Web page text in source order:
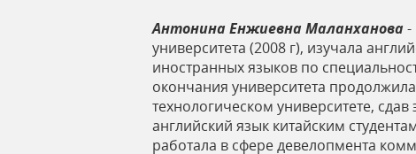
ы
з
д
Антонина ЕнжиевнаМаланханова-
университета (2008 г), изучала
иностранных языков по
окончания университета
технологическом университете,
английский язык китайским
работала в сфере девелопмента